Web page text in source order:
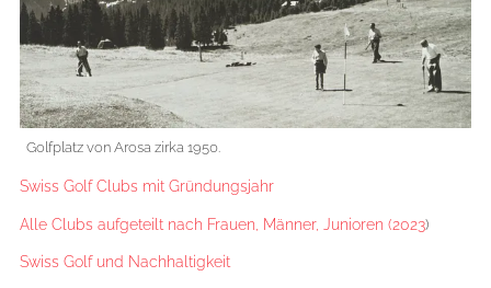
Golfplatz von Arosa zirka 1950.
Swiss Golf Clubs mit Gründungsjahr
Alle Clubs aufgeteilt nach Frauen, Männer, Junioren (2023)
Swiss Golf und Nachhaltigkeit